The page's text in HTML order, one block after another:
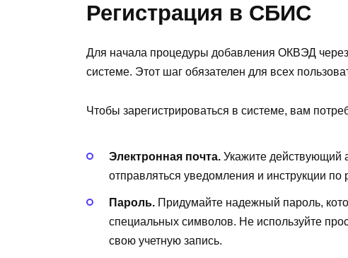
Регистрация в СБИС
Для начала процедуры добавления ОКВЭД
системе. Этот шаг обязателен для всех
Чтобы зарегистрироваться в системе, вам
Электронная почта. Укажите действующий
отправляться уведомления и инструкции
Пароль. Придумайте надежный пароль,
специальных символов. Не используйте
свою учетную запись.